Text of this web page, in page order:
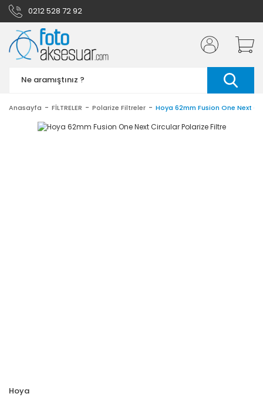
0212 528 72 92
Anasayfa FİLTRELER Polarize Filtreler Hoya 62mm Fusion One Next
Hoya